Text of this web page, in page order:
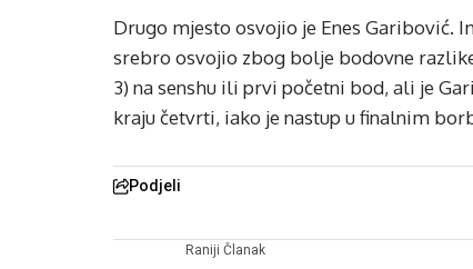
Drugo mjesto osvojio je Enes Garibović.
srebro osvojio zbog bolje bodovne
3) na senshu ili prvi početni bod, ali je
kraju četvrti, iako je nastup u finalnim
Podjeli
Raniji Članak